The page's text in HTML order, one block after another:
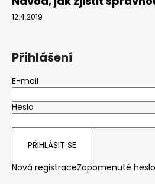
12.4.2019
Přihlášení
E-mail
Heslo
PŘIHLÁSIT SE
Nová registraceZapomenuté heslo